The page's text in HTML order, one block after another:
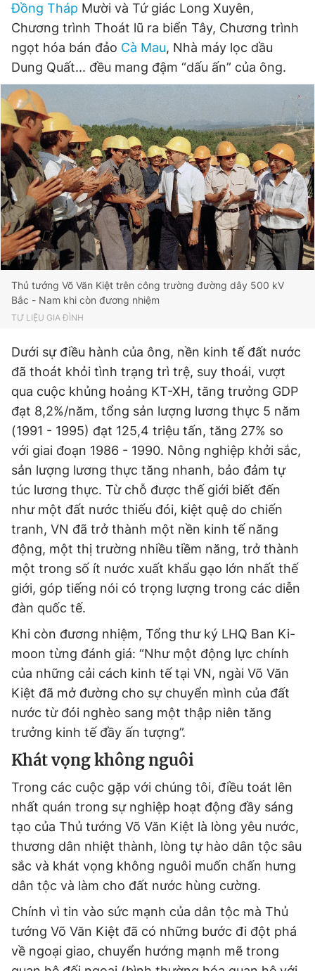
Đồng Tháp Mười và Tứ giác Long Xuyên,
Chương trình Thoát lũ ra biển Tây, Chương trình
ngọt hóa bán đảo Cà Mau, Nhà máy lọc dầu
Dung Quất... đều mang đậm “dấu ấn” của ông.
Thủ tướng Võ Văn Kiệt trên công trường đường dây 500 kV
Bắc - Nam khi còn đương nhiệm
TƯ LIỆU GIA ĐÌNH
Dưới sự điều hành của ông, nền kinh tế đất nước
đã thoát khỏi tình trạng trì trệ, suy thoái, vượt
qua cuộc khủng hoảng KT-XH, tăng trưởng GDP
đạt 8,2%/năm, tổng sản lượng lương thực 5 năm
(1991 - 1995) đạt 125,4 triệu tấn, tăng 27% so
với giai đoạn 1986 - 1990. Nông nghiệp khởi sắc,
sản lượng lương thực tăng nhanh, bảo đảm tự
túc lương thực. Từ chỗ được thế giới biết đến
như một đất nước thiếu đói, kiệt quệ do chiến
tranh, VN đã trở thành một nền kinh tế năng
động, một thị trường nhiều tiềm năng, trở thành
một trong số ít nước xuất khẩu gạo lớn nhất thế
giới, góp tiếng nói có trọng lượng trong các diễn
đàn quốc tế.
Khi còn đương nhiệm, Tổng thư ký LHQ Ban Ki-
moon từng đánh giá: “Như một động lực chính
của những cải cách kinh tế tại VN, ngài Võ Văn
Kiệt đã mở đường cho sự chuyển mình của đất
nước từ đói nghèo sang một thập niên tăng
trưởng kinh tế đầy ấn tượng”.
Khát vọng không nguôi
Trong các cuộc gặp với chúng tôi, điều toát lên
nhất quán trong sự nghiệp hoạt động đầy sáng
tạo của Thủ tướng Võ Văn Kiệt là lòng yêu nước,
thương dân nhiệt thành, lòng tự hào dân tộc sâu
sắc và khát vọng không nguôi muốn chấn hưng
dân tộc và làm cho đất nước hùng cường.
Chính vì tin vào sức mạnh của dân tộc mà Thủ
tướng Võ Văn Kiệt đã có những bước đi đột phá
về ngoại giao, chuyển hướng mạnh mẽ trong